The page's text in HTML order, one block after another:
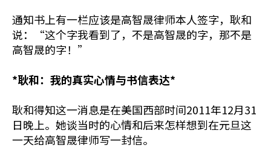
通知书上有一栏应该是高智晟律师本人签字，耿和
说：“这个字我看到了，不是高智晟的字，那不是
高智晟的字！”
*耿和：我的真实心情与书信表达*
耿和得知这一消息是在美国西部时间2011年12月31
日晚上。她谈当时的心情和后来怎样想到在元旦这
一天给高智晟律师写一封信。